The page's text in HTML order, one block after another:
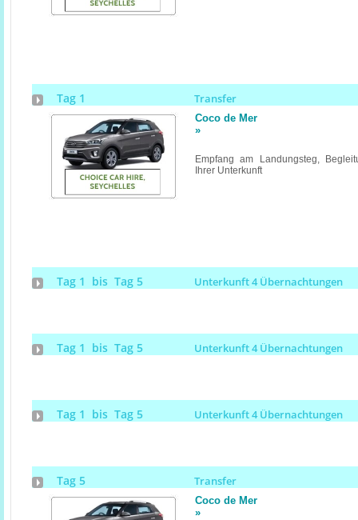
Tag 1 Transfer
Coco de Mer
»
Empfang am Landungsteg,
Ihrer Unterkunft
Tag 1 bis Tag 5 Unterkunft 4 Übernachtungen
Tag 1 bis Tag 5 Unterkunft 4 Übernachtungen
Tag 1 bis Tag 5 Unterkunft 4 Übernachtungen
Tag 5 Transfer
Coco de Mer
»